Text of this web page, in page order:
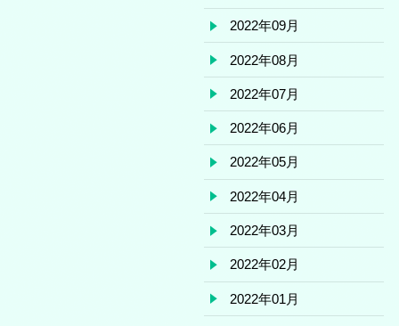
2022年09月
2022年08月
2022年07月
2022年06月
2022年05月
2022年04月
2022年03月
2022年02月
2022年01月